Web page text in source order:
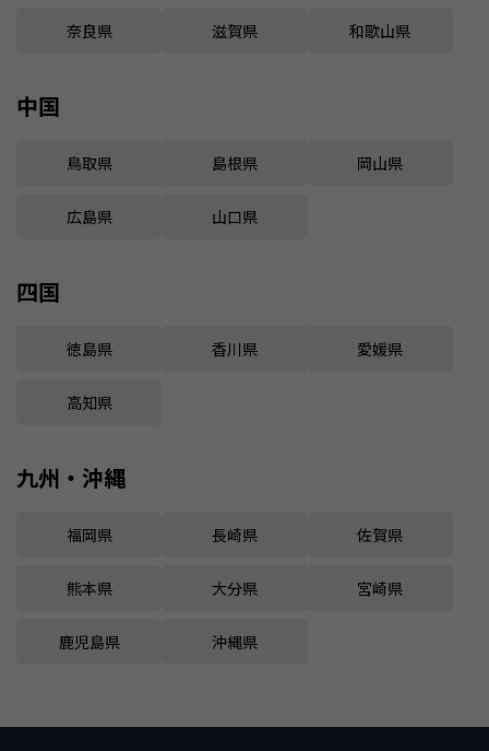
奈良県 滋賀県 和歌山県
中国
鳥取県 島根県 岡山県
広島県 山口県
四国
徳島県 香川県 愛媛県
高知県
九州・沖縄
福岡県 長崎県 佐賀県
熊本県 大分県 宮崎県
鹿児島県 沖縄県